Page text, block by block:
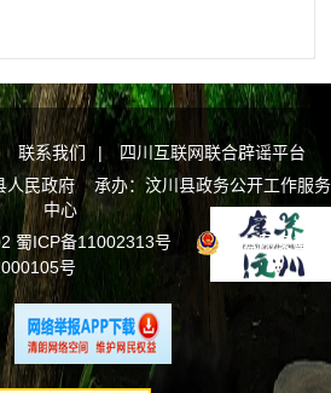
联系我们 |
四川互联网联合辟谣平台
人民政府 承办：汶川县政务公开工作服务
中心
蜀ICP备11002313号
川公网安备
号